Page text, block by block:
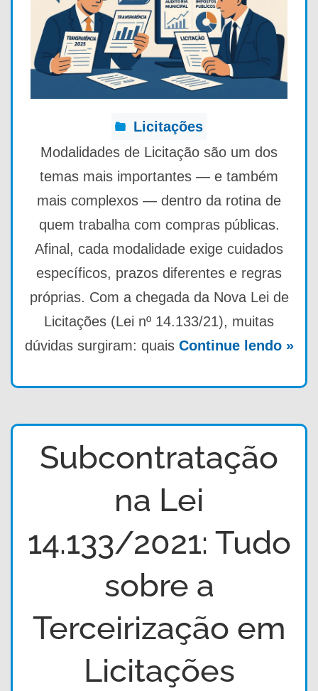
Licitações
Modalidades de Licitação são um dos
temas mais importantes — e também
mais complexos — dentro da rotina de
quem trabalha com compras públicas.
Afinal, cada modalidade exige cuidados
específicos, prazos diferentes e regras
próprias. Com a chegada da Nova Lei de
Licitações (Lei nº 14.133/21), muitas
dúvidas surgiram: quais Continue lendo »
Subcontratação
na Lei
14.133/2021: Tudo
sobre a
Terceirização em
Licitações